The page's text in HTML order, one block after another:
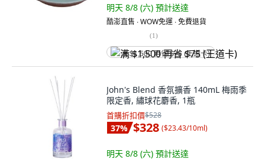
明天 8/8 (六) 預計送達
酷澎直售 ∙ WOW免運 ∙ 免費退貨
(1)
满 $1,500 再省 $75 (王道卡)
John's Blend 香氛擴香 140mL 梅雨季
限定香, 繡球花麝香, 1瓶
首購折扣價$528
37% $328 ($23.43/10ml)
明天 8/8 (六) 預計送達